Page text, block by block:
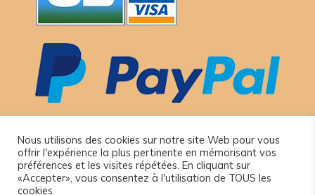
Nous utilisons des cookies sur notre site Web pour vous
offrir l'expérience la plus pertinente en mémorisant vos
préférences et les visites répétées. En cliquant sur
«Accepter», vous consentez à l'utilisation de TOUS les
cookies.